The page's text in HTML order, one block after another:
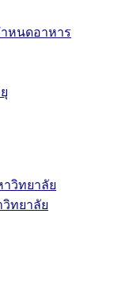
หนดอาหาร
วิทยาลัย
ทยาลัย